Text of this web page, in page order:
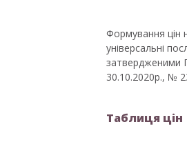
Формування цін
універсальні
затвердженими
30.10.2020р., №
Таблиця цін